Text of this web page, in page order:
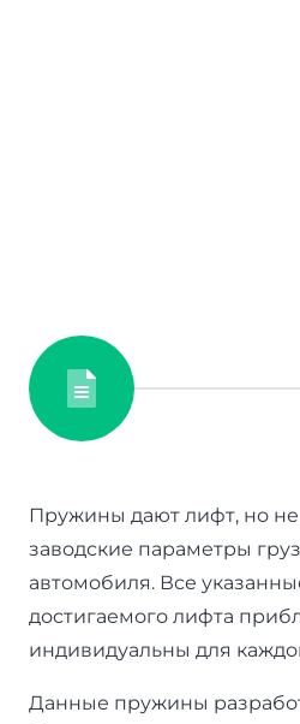
Пружины дают лифт, но
заводские параметры
автомобиля. Все
достигаемого лифта
индивидуальны для
Данные пружины